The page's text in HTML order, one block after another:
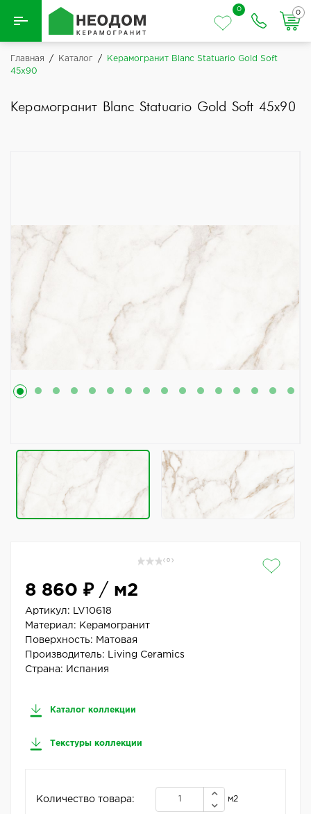
Назад
0
0
Главная / Каталог /
Керамогранит Blanc Statuario Gold Soft
45x90
Керамогранит Blanc Statuario Gold Soft 45x90
( 0 )
8 860 ₽/ м2
Артикул:
LV10618
Материал: Керамогранит
Поверхность: Матовая
Производитель:
Living Ceramics
Страна: Испания
Каталог коллекции
Текстуры коллекции
Количество товара: м2